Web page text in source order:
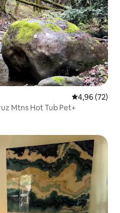
prosječna
4,96 (72)
Forest View Cabin Santa Cruz Mtns Hot Tub Pet+